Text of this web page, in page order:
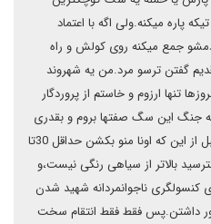
پاره میکنه.ولی اگه با اعتماد
جمع میکنه روی کولش و راه
گفتن ترسو مرد.من یه شهروند
تنها ارزوم و خاستم از پروردگار
به جنگ این سگ صفتها بروم و بقدری
از خودم مطمعن هستم که میدونم قبل از این که اونا منو بکشن حداقل 30تا
بالاتر از سیاهی رنگی نیست،و
کنسولگری ناجوانمردانه شهید شدن
داشتن.پس فقط فقط انتقام سخت